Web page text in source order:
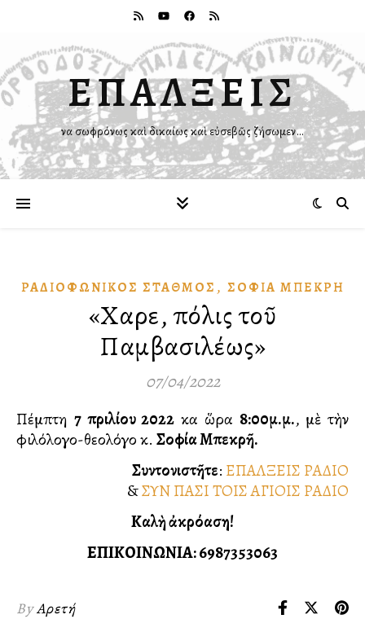
ΕΠΑΛΞΕΙΣ
Ἵνα σωφρόνως καὶ δικαίως καὶ εὐσεβῶς ζήσωμεν…
ΡΑΔΙΟΦΩΝΙΚῸΣ ΣΤΑΘΜΌΣ , ΣΟΦΊΑ ΜΠΕΚΡΉ
«Χαῖρε, πόλις τοῦ
Παμβασιλέως»
07/04/2022
Πέμπτη 7 Ἀπριλίου 2022 καὶ ὥρα 8:00μ.μ., μὲ τὴν
φιλόλογο-θεολόγο κ. Σοφία Μπεκρῆ.
Συντονιστῆτε: ΕΠΑΛΞΕΙΣ ΡΑΔΙΟ
&ΣΥΝ ΠΑΣΙ ΤΟΙΣ ΑΓΙΟΙΣ ΡΑΔΙΟ
Καλὴ ἀκρόαση!
ΕΠΙΚΟΙΝΩΝΙΑ:️ 6987353063
ByΑρετή